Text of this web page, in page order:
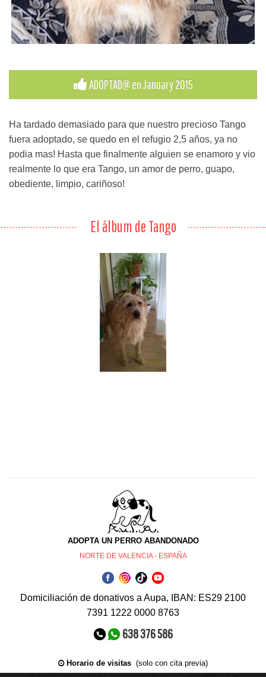
ADOPTAD@ en January 2015
Ha tardado demasiado para que nuestro precioso Tango
fuera adoptado, se quedo en el refugio 2,5 años, ya no
podia mas! Hasta que finalmente alguien se enamoro y vio
realmente lo que era Tango, un amor de perro, guapo,
obediente, limpio, cariñoso!
El álbum de Tango
ADOPTA UN PERRO ABANDONADO
NORTE DE VALENCIA - ESPAÑA
Domiciliación de donativos a Aupa, IBAN: ES29 2100
7391 1222 0000 8763
638 376 586
Horario de visitas (solo con cita previa)